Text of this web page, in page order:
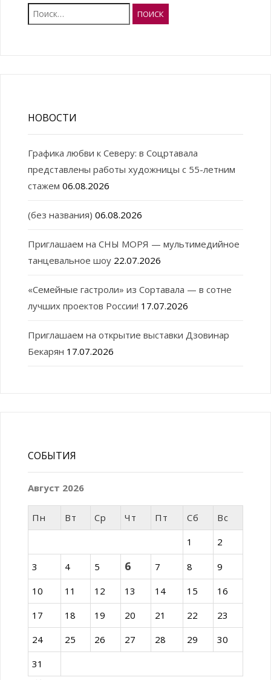
Найти:
НОВОСТИ
Графика любви к Северу: в Соцртавала
представлены работы художницы с 55-летним
стажем 06.08.2026
(без названия) 06.08.2026
Приглашаем на СНЫ МОРЯ — мультимедийное
танцевальное шоу 22.07.2026
«Семейные гастроли» из Сортавала — в сотне
лучших проектов России! 17.07.2026
Приглашаем на открытие выставки Дзовинар
Бекарян 17.07.2026
СОБЫТИЯ
Август 2026
Пн Вт Ср Чт Пт Сб
Вс
1
2
3 4 5 6 7 8
9
10
11 12 13 14 15
16
17
18 19 20 21 22
23
24
25 26 27 28 29
30
31